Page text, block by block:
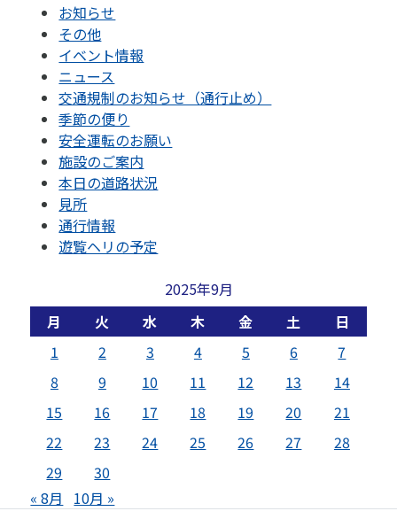
お知らせ
その他
イベント情報
ニュース
交通規制のお知らせ（通行止め）
季節の便り
安全運転のお願い
施設のご案内
本日の道路状況
見所
通行情報
遊覧ヘリの予定
2025年9月
月
火 水 木 金 土
日
1
2 3 4 5 6
7
8
9 10 11 12 13
14
15
16 17 18 19 20
21
22
23 24 25 26 27
28
29
30
« 8月
10月 »